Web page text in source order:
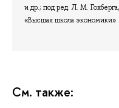
и др.; под ред. Л. М.
«Высшая школа
См. также: